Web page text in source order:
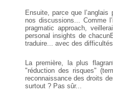
Ensuite, parce que
nos discussions... Comme
pragmatic approach,
personal insights de
traduire... avec des difficultés.
La première, la plus
"réduction des risques"
reconnaissance des droits
surtout ? Pas sûr...